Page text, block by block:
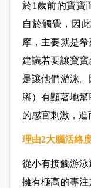
於1歲前的寶寶
自於觸覺，因
摩，主要就是
建議若要讓寶
是讓他們游泳。
腳）有顯著地
的感官刺激，進
理由2大腦活絡
從小有接觸游
擁有極高的專